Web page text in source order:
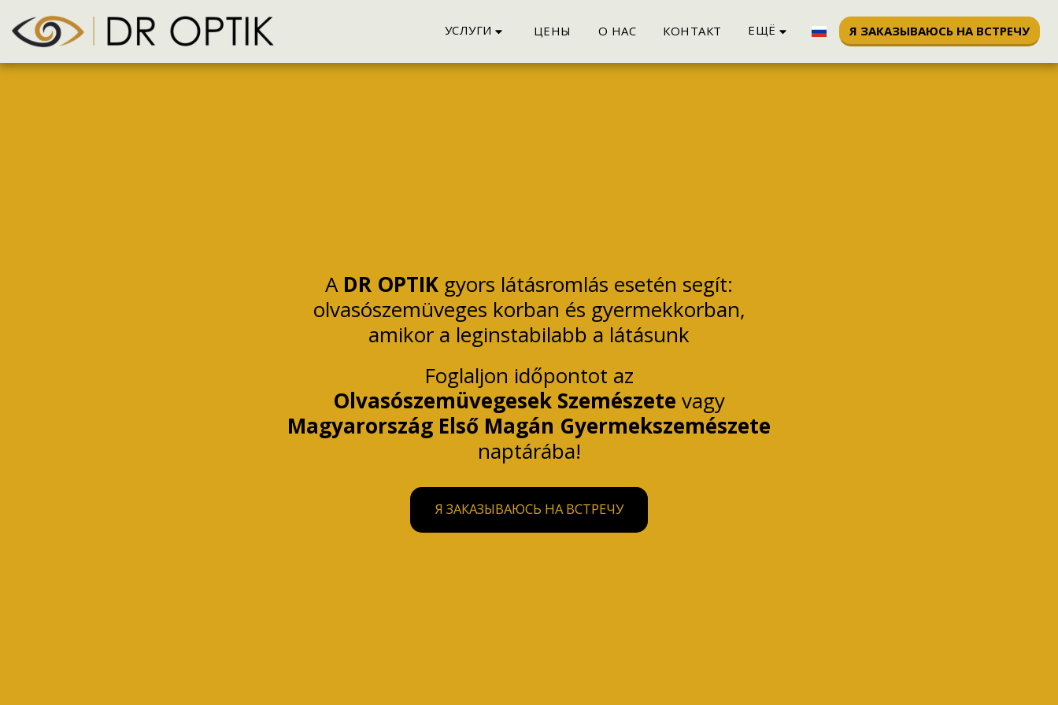
УСЛУГИ ЦЕНЫ О НАС КОНТАКТ ЕЩЁ Я ЗАКАЗЫВАЮСЬ НА ВСТРЕЧУ
A DR OPTIK gyors látásromlás esetén segít:
olvasószemüveges korban és gyermekkorban,
amikor a leginstabilabb a látásunk
Foglaljon időpontot az
Olvasószemüvegesek Szemészete vagy
Magyarország Első Magán Gyermekszemészete
naptárába!
Я ЗАКАЗЫВАЮСЬ НА ВСТРЕЧУ